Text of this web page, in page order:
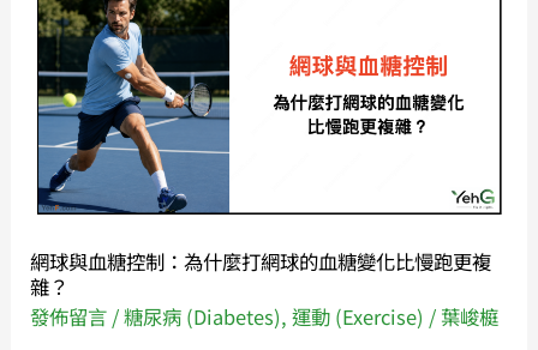
網球與血糖控制：為什麼打網球的血糖變化比慢跑更複
雜？
發佈留言 /糖尿病 (Diabetes),運動 (Exercise) / 葉峻榳
球
血
糖
控
制：
為
麼
打